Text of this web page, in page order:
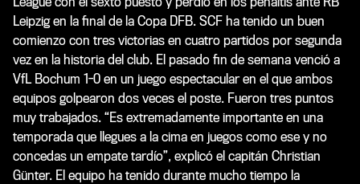
Leipzig en la final de la Copa DFB. SCF ha tenido un buen
comienzo con tres victorias en cuatro partidos por segunda
vez en la historia del club. El pasado fin de semana venció a
VfL Bochum 1-0 en un juego espectacular en el que ambos
equipos golpearon dos veces el poste. Fueron tres puntos
muy trabajados. “Es extremadamente importante en una
temporada que llegues a la cima en juegos como ese y no
concedas un empate tardío”, explicó el capitán Christian
Günter. El equipo ha tenido durante mucho tiempo la